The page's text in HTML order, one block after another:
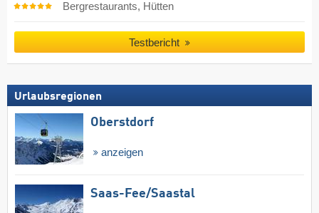
Bergrestaurants, Hütten
Testbericht
Urlaubsregionen
Oberstdorf
anzeigen
Saas-Fee/​Saastal